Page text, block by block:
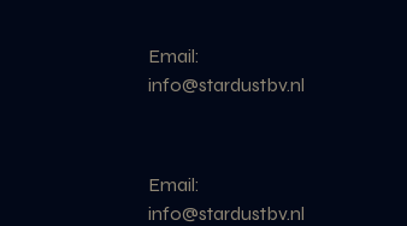
Email:
info@stardustbv.nl
Email:
info@stardustbv.nl